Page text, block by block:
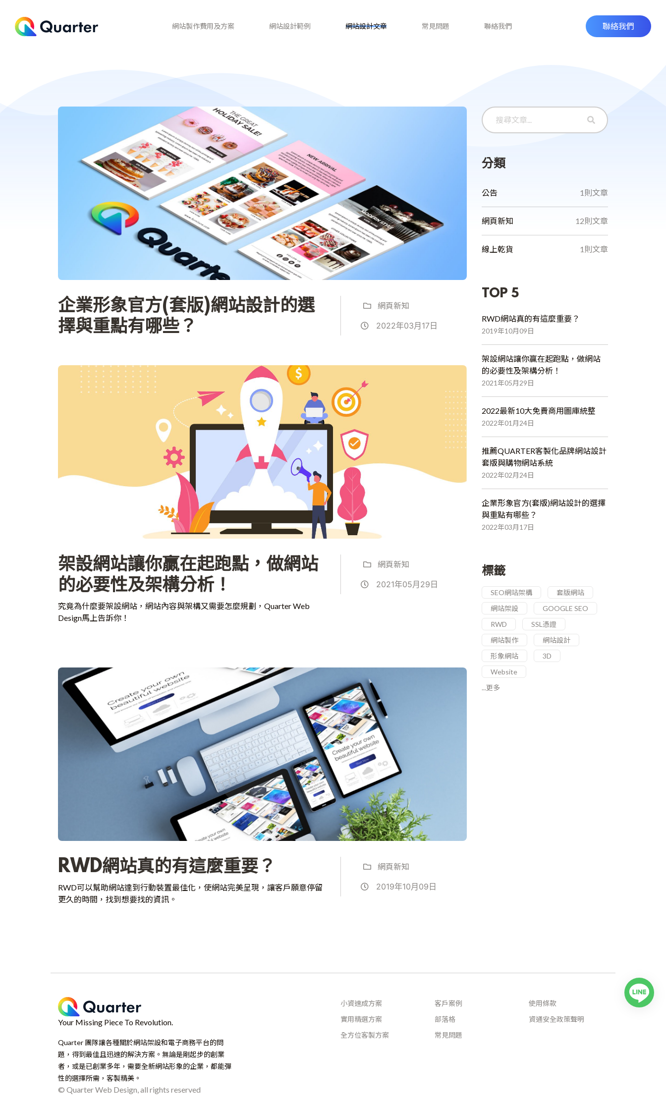
網站製作費用及方案 網站設計範例 網站設計文章 常見問題 聯絡我們 聯絡我們
企業形象官方(套版)網站設計的選
擇與重點有哪些？
網頁新知
2022年03月17日
架設網站讓你贏在起跑點，做網站
的必要性及架構分析！
究竟為什麼要架設網站，網站內容與架構又需要怎麼規劃，Quarter Web
Design馬上告訴你！
網頁新知
2021年05月29日
RWD網站真的有這麼重要？
RWD可以幫助網站達到行動裝置最佳化，使網站完美呈現，讓客戶願意停留
更久的時間，找到想要找的資訊。
網頁新知
2019年10月09日
分類
公告 1則文章
網頁新知 12則文章
線上乾貨 1則文章
TOP 5
RWD網站真的有這麼重要？
2019年10月09日
架設網站讓你贏在起跑點，做網站
的必要性及架構分析！
2021年05月29日
2022最新10大免費商用圖庫統整
2022年01月24日
推薦QUARTER客製化品牌網站設計
套版與購物網站系統
2022年02月24日
企業形象官方(套版)網站設計的選擇
與重點有哪些？
2022年03月17日
標籤
SEO網站架構
套版網站
網站架設
GOOGLE SEO
RWD
SSL憑證
網站製作
網站設計
形象網站
3D
Website
...更多
小資速成方案
實用精選方案
全方位客製方案
客戶案例
部落格
常見問題
使用條款
資通安全政策聲明
Your Missing Piece To Revolution.
Quarter 團隊讓各種關於網站架設和電子商務平台的問
題，得到最佳且迅速的解決方案。無論是剛起步的創業
者，或是已創業多年，需要全新網站形象的企業，都能彈
性的選擇所需，客製精美。
© Quarter Web Design, all rights reserved